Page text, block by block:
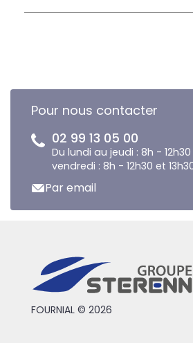
Pour nous contacter
02 99 13 05 00
Du lundi au jeudi : 8h - 12h30
vendredi : 8h - 12h30 et
Par email
FOURNIAL © 2026